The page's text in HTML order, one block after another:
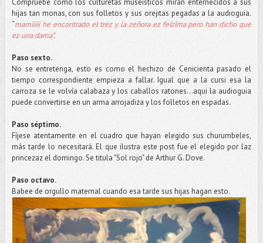
Compruebe como los culturetas museísticos miran enternecidos a sus
hijas tan monas, con sus folletos y sus orejitas pegadas a la audioguia.
“mamiiiii he encontrado el trez y la zeñora ez feízima pero han dicho que
ez una dama”.
Paso sexto.
No se entretenga, esto es como el hechizo de Cenicienta pasado el
tiempo correspondiente empieza a fallar. Igual que a la cursi esa la
carroza se le volvía calabaza y los caballos ratones...aqui la audioguia
puede convertirse en un arma arrojadiza y los folletos en espadas.
Paso séptimo.
Fíjese atentamente en el cuadro que hayan elegido sus churumbeles,
más tarde lo necesitará. El que ilustra este post fue el elegido por laz
princezaz el domingo. Se titula "Sol rojo" de Arthur G. Dove.
Paso octavo.
Babee de orgullo maternal cuando esa tarde sus hijas hagan esto.